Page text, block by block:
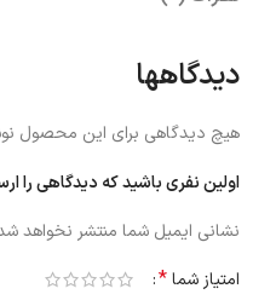
دیدگاهها
هیچ دیدگاهی برای این محصول
اولین نفری باشید که دیدگاهی را
نشانی ایمیل شما منتشر نخواهد
امتیاز شما*